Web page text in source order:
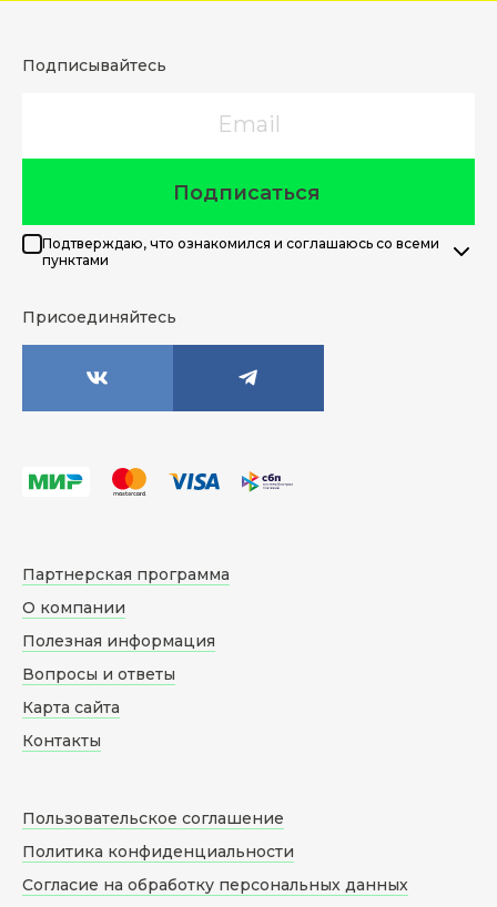
Подписывайтесь
Подписаться
Подтверждаю, что ознакомился и соглашаюсь со всеми
пунктами
Присоединяйтесь
Партнерская программа
О компании
Полезная информация
Вопросы и ответы
Карта сайта
Контакты
Пользовательское соглашение
Политика конфиденциальности
Согласие на обработку персональных данных